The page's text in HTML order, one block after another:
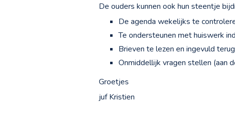
De ouders kunnen ook hun steentje
De agenda wekelijks te
Te ondersteunen met huiswerk
Brieven te lezen en ingevuld
Onmiddellijk vragen stellen (aan
Groetjes
juf Kristien